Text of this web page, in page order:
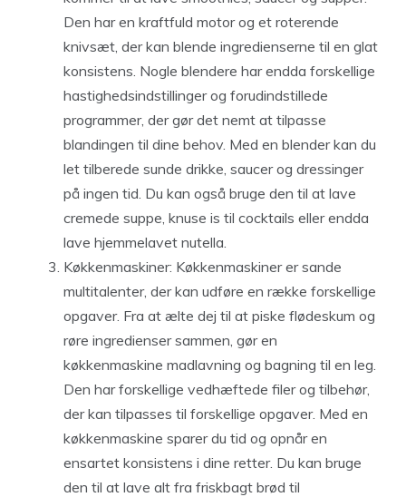
Den har en kraftfuld motor og et roterende
knivsæt, der kan blende ingredienserne til en glat
konsistens. Nogle blendere har endda forskellige
hastighedsindstillinger og forudindstillede
programmer, der gør det nemt at tilpasse
blandingen til dine behov. Med en blender kan du
let tilberede sunde drikke, saucer og dressinger
på ingen tid. Du kan også bruge den til at lave
cremede suppe, knuse is til cocktails eller endda
lave hjemmelavet nutella.
Køkkenmaskiner: Køkkenmaskiner er sande
multitalenter, der kan udføre en række forskellige
opgaver. Fra at ælte dej til at piske flødeskum og
røre ingredienser sammen, gør en
køkkenmaskine madlavning og bagning til en leg.
Den har forskellige vedhæftede filer og tilbehør,
der kan tilpasses til forskellige opgaver. Med en
køkkenmaskine sparer du tid og opnår en
ensartet konsistens i dine retter. Du kan bruge
den til at lave alt fra friskbagt brød til